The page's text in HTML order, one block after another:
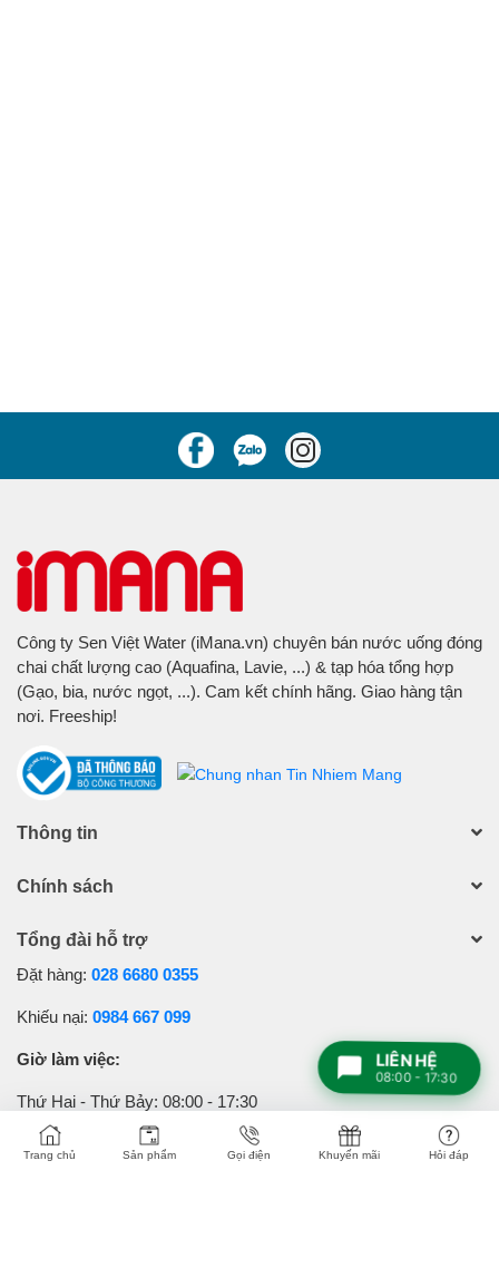
Công ty Sen Việt Water (iMana.vn) chuyên bán nước uống đóng
chai chất lượng cao (Aquafina, Lavie, ...) & tạp hóa tổng hợp
(Gạo, bia, nước ngọt, ...). Cam kết chính hãng. Giao hàng tận
nơi. Freeship!
Thông tin
Chính sách
Tổng đài hỗ trợ
Đặt hàng: 028 6680 0355
Khiếu nại: 0984 667 099
Giờ làm việc:
Thứ Hai - Thứ Bảy: 08:00 - 17:30
Chủ Nhật & Ngày Lễ: 08:30 - 17:00
LIÊN HỆ
08:00 - 17:30
Trang chủ Sản phẩm Gọi điện Khuyến mãi Hỏi đáp